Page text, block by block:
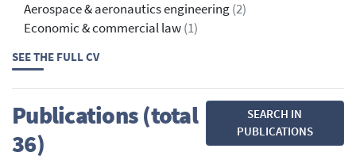
Aerospace & aeronautics engineering(2)
Economic & commercial law(1)
SEE THE FULL CV
Publications (total
36)
SEARCH IN
PUBLICATIONS